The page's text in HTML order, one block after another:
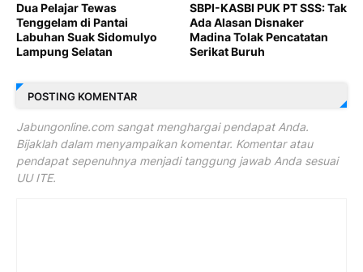
Dua Pelajar Tewas
Tenggelam di Pantai
Labuhan Suak Sidomulyo
Lampung Selatan
SBPI-KASBI PUK PT SSS: Tak
Ada Alasan Disnaker
Madina Tolak Pencatatan
Serikat Buruh
POSTING KOMENTAR
Jabungonline.com sangat menghargai pendapat Anda.
Bijaklah dalam menyampaikan komentar. Komentar atau
pendapat sepenuhnya menjadi tanggung jawab Anda sesuai
UU ITE.